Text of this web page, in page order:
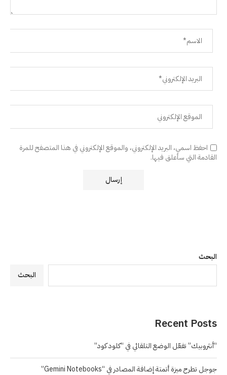
احفظ اسمي، البريد الإلكتروني، والموقع الإلكتروني في هذا المتصفح للمرة
القادمة التي سأعلق فيها.
البحث
البحث
Recent Posts
“أنثروبيك” تفعّل الوضع التلقائي في “كلود كود”
جوجل تطرح ميزة أتمتة إضافة المصادر في “Gemini Notebooks”